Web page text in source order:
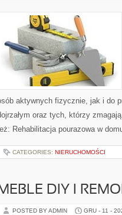
aktywnych fizycznie, jak i do
oraz tych, którzy
Rehabilitacja pourazowa w
CATEGORIES: NIERUCHOMOŚCI
DIY I
POSTED BY ADMIN GRU - 11 -